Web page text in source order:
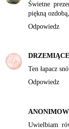
Świetne
piękną
Odpowiedz
Ten łapacz
Odpowiedz
Uwielbiam